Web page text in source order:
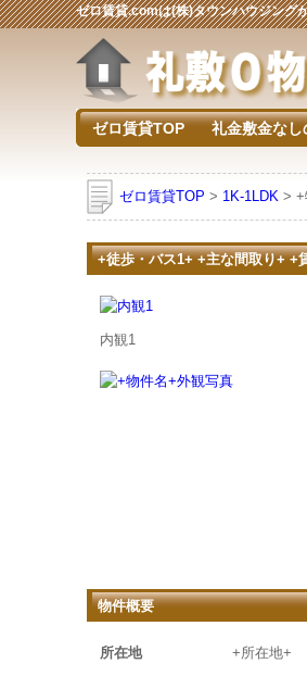
ゼロ賃貸.comは(株)タウンハウジング
ゼロ賃貸TOP 礼金敷金な
ゼロ賃貸TOP > 1K-1LDK > +
+徒歩・バス1+ +主な間取り+ +
内観1
物件概要
所在地 +所在地+